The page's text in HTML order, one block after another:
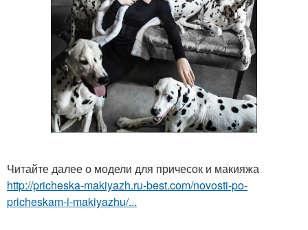
Читайте далее о модели для причесок и макияжа
http://pricheska-makiyazh.ru-best.com/novosti-po-
pricheskam-i-makiyazhu/...